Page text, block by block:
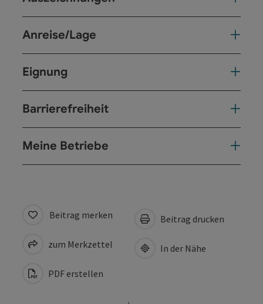
Anreise/Lage
Eignung
Barrierefreiheit
Meine Betriebe
Beitrag merken
zum Merkzettel
PDF erstellen
Beitrag drucken
In der Nähe